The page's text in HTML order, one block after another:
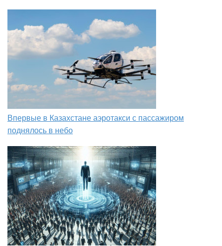
Впервые в Казахстане аэротакси с пассажиром
поднялось в небо